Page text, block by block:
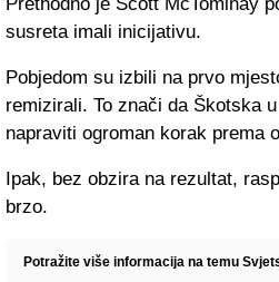
Prethodno je Scott McTominay
susreta imali inicijativu.
Pobjedom su izbili na prvo
remizirali. To znači da Škotska
napraviti ogroman korak prema
Ipak, bez obzira na rezultat,
brzo.
Potražite više informacija na temu